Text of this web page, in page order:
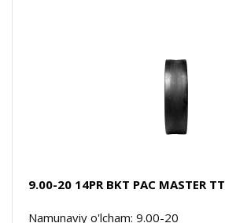
9.00-20 14PR BKT PAC MASTER TT
Namunaviy o'lcham: 9.00-20